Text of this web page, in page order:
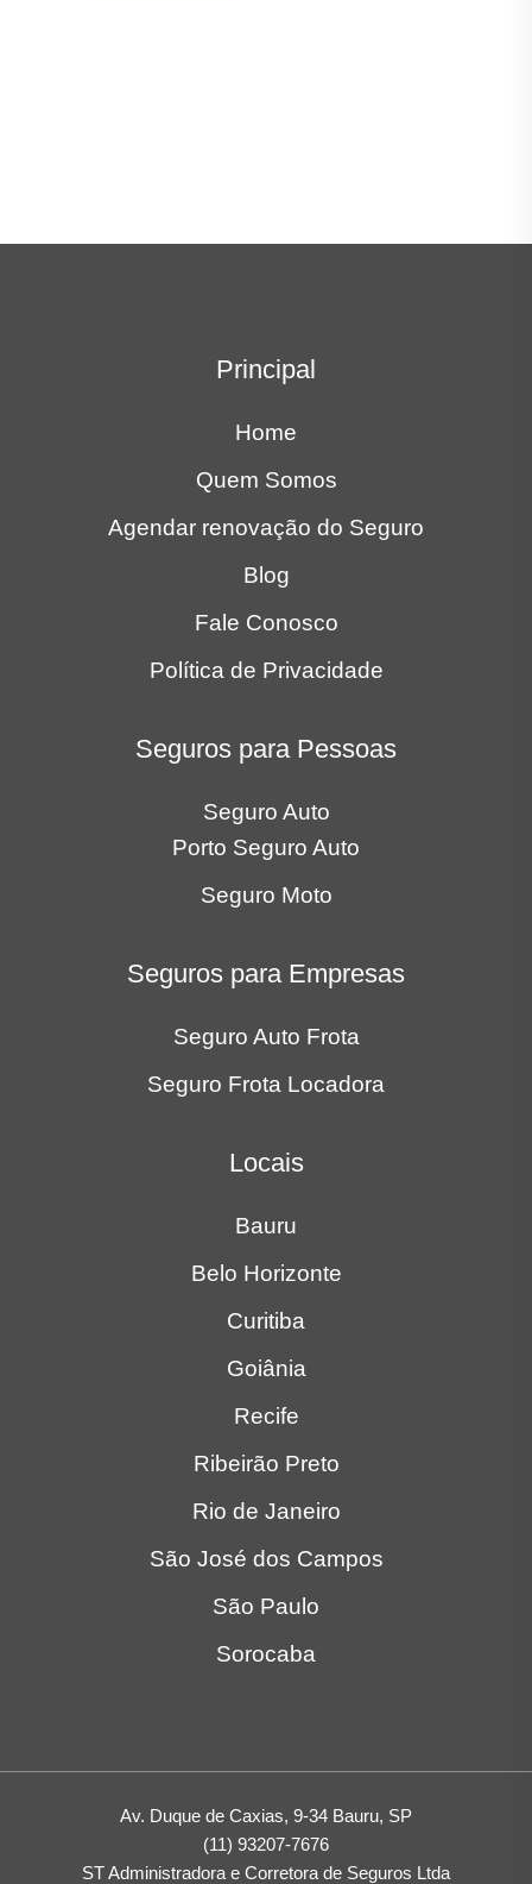
Principal
Home
Quem Somos
Agendar renovação do Seguro
Blog
Fale Conosco
Política de Privacidade
Seguros para Pessoas
Seguro Auto
Porto Seguro Auto
Seguro Moto
Seguros para Empresas
Seguro Auto Frota
Seguro Frota Locadora
Locais
Bauru
Belo Horizonte
Curitiba
Goiânia
Recife
Ribeirão Preto
Rio de Janeiro
São José dos Campos
São Paulo
Sorocaba
Av. Duque de Caxias, 9-34 Bauru, SP
(11) 93207-7676
ST Administradora e Corretora de Seguros Ltda